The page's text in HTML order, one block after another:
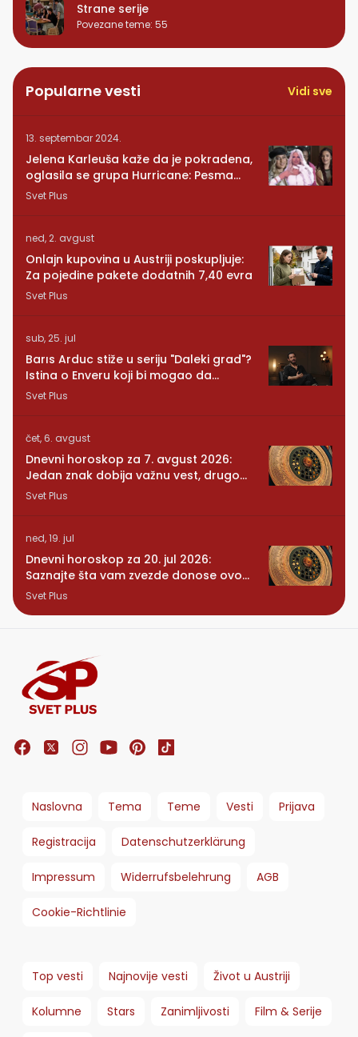
Strane serije
Povezane teme: 55
Popularne vesti Vidi sve
13. septembar 2024.
Jelena Karleuša kaže da je pokradena,
oglasila se grupa Hurricane: Pesma
RUNDE je naša!
Svet Plus
ned, 2. avgust
Onlajn kupovina u Austriji poskupljuje:
Za pojedine pakete dodatnih 7,40 evra
Svet Plus
sub, 25. jul
Barıs Arduc stiže u seriju "Daleki grad"?
Istina o Enveru koji bi mogao da
promeni sve
Svet Plus
čet, 6. avgust
Dnevni horoskop za 7. avgust 2026:
Jedan znak dobija važnu vest, drugom
se vraća osoba iz prošlosti
Svet Plus
ned, 19. jul
Dnevni horoskop za 20. jul 2026:
Saznajte šta vam zvezde donose ovog
ponedeljka
Svet Plus
Naslovna Tema Teme Vesti Prijava
Registracija Datenschutzerklärung
Impressum Widerrufsbelehrung AGB
Cookie-Richtlinie
Top vesti Najnovije vesti Život u Austriji
Kolumne Stars Zanimljivosti Film & Serije